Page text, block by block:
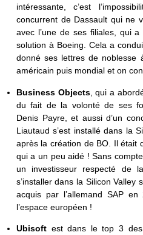
intéressante, c’est
concurrent de Dassault qui ne
avec l’une de ses filiales, qui
solution à Boeing. Cela a
donné ses lettres de noblesse
américain puis mondial et on
Business Objects, qui a
du fait de la volonté de ses
Denis Payre, et aussi d’un
Liautaud s’est installé dans la
après la création de BO. Il était
qui a un peu aidé ! Sans
un investisseur respecté de
s’installer dans la Silicon
acquis par l’allemand SAP
l’espace européen !
Ubisoft est dans le top 3